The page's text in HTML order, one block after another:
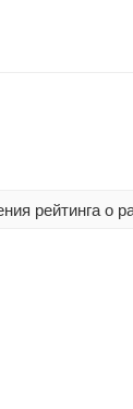
рейтинга о